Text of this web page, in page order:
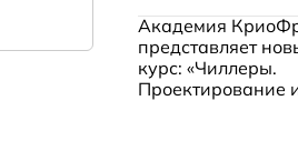
Академия
представляет
курс: «Чиллеры.
Проектирование